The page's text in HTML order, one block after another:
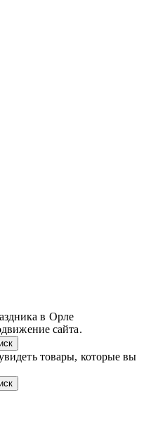
в Орле
сайта.
товары, которые вы